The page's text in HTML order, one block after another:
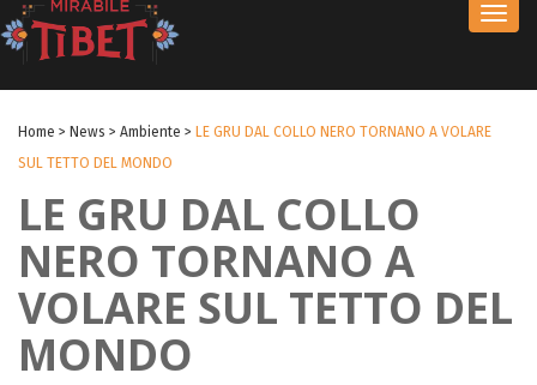
Home > News > Ambiente > LE GRU DAL COLLO NERO TORNANO A VOLARE
SUL TETTO DEL MONDO
LE GRU DAL COLLO
NERO TORNANO A
VOLARE SUL TETTO DEL
MONDO